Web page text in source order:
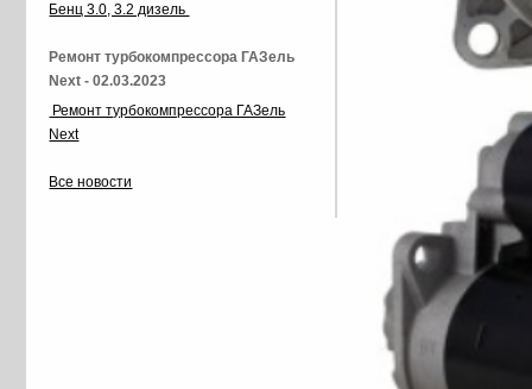
Бенц 3.0, 3.2 дизель
Ремонт турбокомпрессора ГАЗель
Next - 02.03.2023
Ремонт турбокомпрессора ГАЗель
Next
Все новости